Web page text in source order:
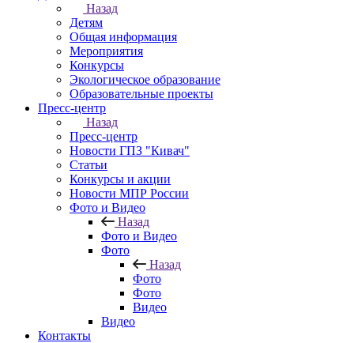
Назад
Детям
Общая информация
Мероприятия
Конкурсы
Экологическое образование
Образовательные проекты
Пресс-центр
Назад
Пресс-центр
Новости ГПЗ "Кивач"
Статьи
Конкурсы и акции
Новости МПР России
Фото и Видео
Назад
Фото и Видео
Фото
Назад
Фото
Фото
Видео
Видео
Контакты